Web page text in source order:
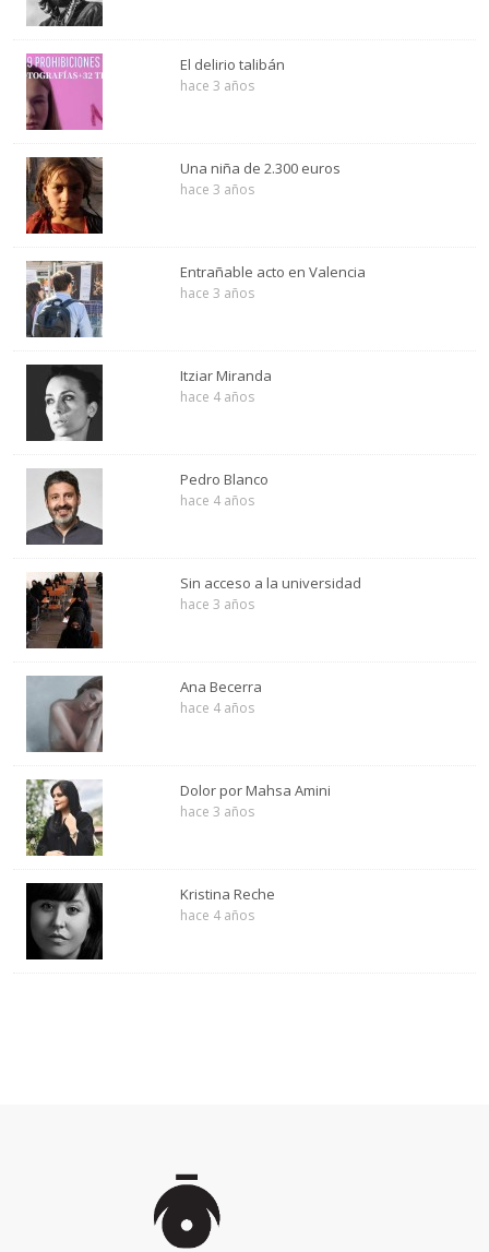
El delirio talibán
hace 3 años
Una niña de 2.300 euros
hace 3 años
Entrañable acto en Valencia
hace 3 años
Itziar Miranda
hace 4 años
Pedro Blanco
hace 4 años
Sin acceso a la universidad
hace 3 años
Ana Becerra
hace 4 años
Dolor por Mahsa Amini
hace 3 años
Kristina Reche
hace 4 años